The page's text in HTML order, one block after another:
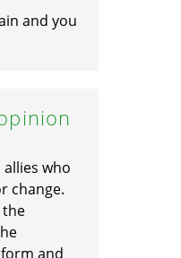
and you
who
change.
the
and